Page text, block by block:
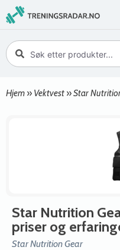
Hjem » Vektvest »Star
Star Nutrition
priser og
Star Nutrition Gear